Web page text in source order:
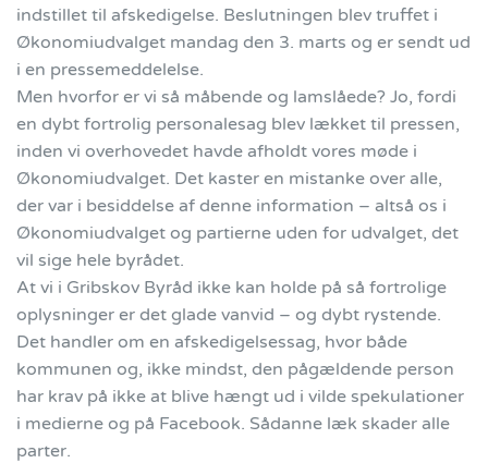
indstillet til afskedigelse. Beslutningen blev truffet i
Økonomiudvalget mandag den 3. marts og er sendt ud
i en pressemeddelelse.
Men hvorfor er vi så måbende og lamslåede? Jo, fordi
en dybt fortrolig personalesag blev lækket til pressen,
inden vi overhovedet havde afholdt vores møde i
Økonomiudvalget. Det kaster en mistanke over alle,
der var i besiddelse af denne information – altså os i
Økonomiudvalget og partierne uden for udvalget, det
vil sige hele byrådet.
At vi i Gribskov Byråd ikke kan holde på så fortrolige
oplysninger er det glade vanvid – og dybt rystende.
Det handler om en afskedigelsessag, hvor både
kommunen og, ikke mindst, den pågældende person
har krav på ikke at blive hængt ud i vilde spekulationer
i medierne og på Facebook. Sådanne læk skader alle
parter.